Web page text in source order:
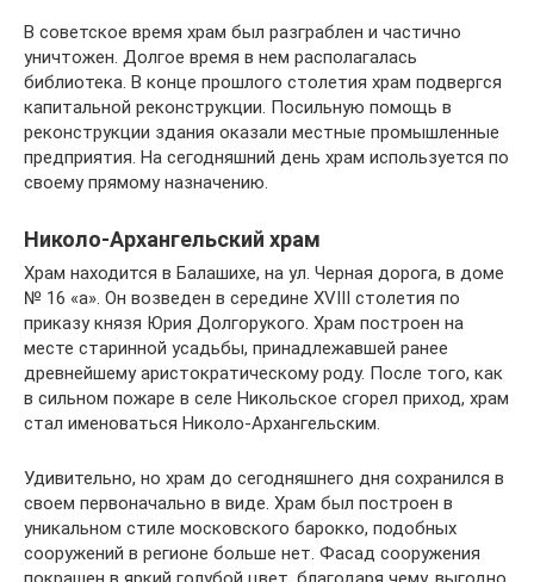
В советское время храм был разграблен и частично
уничтожен. Долгое время в нем располагалась
библиотека. В конце прошлого столетия храм подвергся
капитальной реконструкции. Посильную помощь в
реконструкции здания оказали местные промышленные
предприятия. На сегодняшний день храм используется по
своему прямому назначению.
Николо-Архангельский храм
Храм находится в Балашихе, на ул. Черная дорога, в доме
№ 16 «а». Он возведен в середине XVIII столетия по
приказу князя Юрия Долгорукого. Храм построен на
месте старинной усадьбы, принадлежавшей ранее
древнейшему аристократическому роду. После того, как
в сильном пожаре в селе Никольское сгорел приход, храм
стал именоваться Николо-Архангельским.
Удивительно, но храм до сегодняшнего дня сохранился в
своем первоначально в виде. Храм был построен в
уникальном стиле московского барокко, подобных
сооружений в регионе больше нет. Фасад сооружения